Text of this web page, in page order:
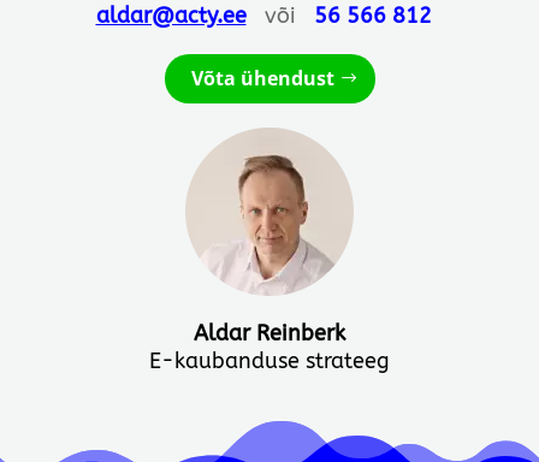
aldar@acty.eevõi 56 566 812
Võta ühendust
Aldar Reinberk
E-kaubanduse strateeg